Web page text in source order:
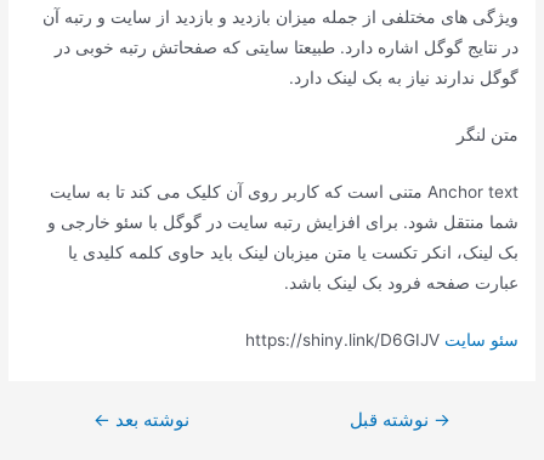
ویژگی های مختلفی از جمله میزان بازدید و بازدید از سایت و رتبه آن
در نتایج گوگل اشاره دارد. طبیعتا سایتی که صفحاتش رتبه خوبی در
گوگل ندارند نیاز به بک لینک دارد.
متن لنگر
Anchor text متنی است که کاربر روی آن کلیک می کند تا به سایت
شما منتقل شود. برای افزایش رتبه سایت در گوگل با سئو خارجی و
بک لینک، انکر تکست یا متن میزبان لینک باید حاوی کلمه کلیدی یا
عبارت صفحه فرود بک لینک باشد.
سئو سایت https://shiny.link/D6GIJV
راهبری
→ نوشته قبل نوشته بعد ←